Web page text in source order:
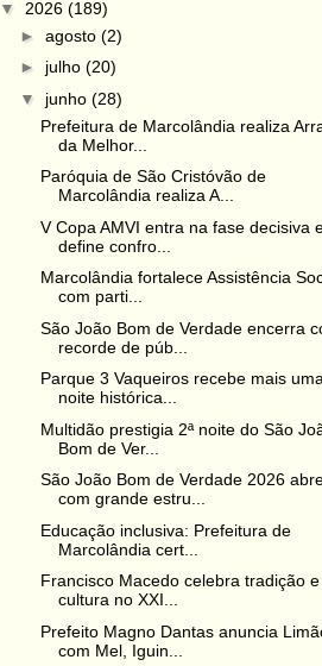
▼ 2026 (189)
► agosto (2)
► julho (20)
▼ junho (28)
Prefeitura de Marcolândia realiza
da Melhor...
Paróquia de São Cristóvão de
Marcolândia realiza A...
V Copa AMVI entra na fase decisiva
define confro...
Marcolândia fortalece Assistência
com parti...
São João Bom de Verdade encerra
recorde de púb...
Parque 3 Vaqueiros recebe mais uma
noite histórica...
Multidão prestigia 2ª noite do São
Bom de Ver...
São João Bom de Verdade 2026
com grande estru...
Educação inclusiva: Prefeitura de
Marcolândia cert...
Francisco Macedo celebra tradição e
cultura no XXI...
Prefeito Magno Dantas anuncia
com Mel, Iguin...